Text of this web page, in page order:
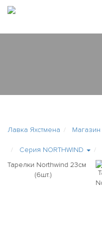
Лавка Яхстмена Магазин
Серия NORTHWIND